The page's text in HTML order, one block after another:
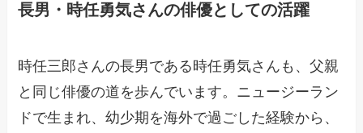
長男・時任勇気さんの俳優としての活躍
時任三郎さんの長男である時任勇気さんも、父親
と同じ俳優の道を歩んでいます。ニュージーラン
ドで生まれ、幼少期を海外で過ごした経験から、